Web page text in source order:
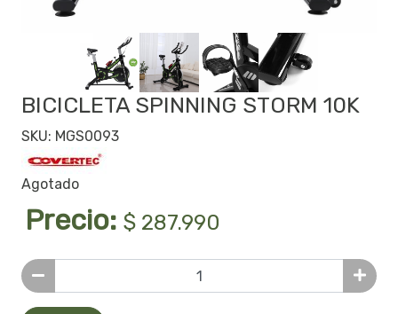
BICICLETA SPINNING STORM 10K
SKU: MGS0093
Agotado
Precio: $ 287.990